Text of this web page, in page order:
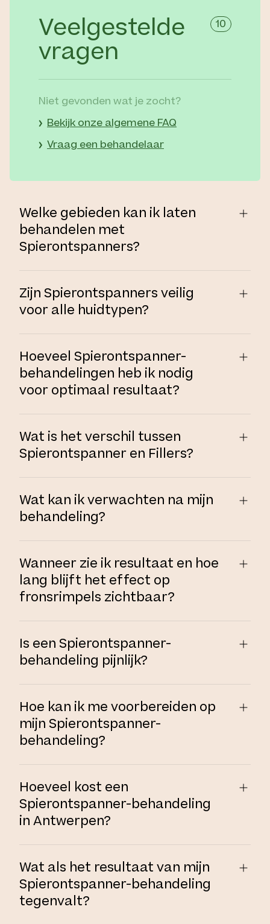
Veelgestelde
vragen
10
Niet gevonden wat je zocht?
Bekijk onze algemene FAQ
Vraag een behandelaar
Welke gebieden kan ik laten
behandelen met
Spierontspanners?
Zijn Spierontspanners veilig
voor alle huidtypen?
Hoeveel Spierontspanner-
behandelingen heb ik nodig
voor optimaal resultaat?
Wat is het verschil tussen
Spierontspanner en Fillers?
Wat kan ik verwachten na mijn
behandeling?
Wanneer zie ik resultaat en hoe
lang blijft het effect op
fronsrimpels zichtbaar?
Is een Spierontspanner-
behandeling pijnlijk?
Hoe kan ik me voorbereiden op
mijn Spierontspanner-
behandeling?
Hoeveel kost een
Spierontspanner-behandeling
in Antwerpen?
Wat als het resultaat van mijn
Spierontspanner-behandeling
tegenvalt?